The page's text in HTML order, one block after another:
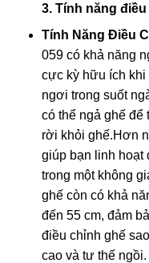
3. Tính năng
Tính Năng Điều
059 có khả năng
cực kỳ hữu ích khi
ngơi trong suốt
có thể ngả ghế để
rời khỏi ghế.Hơn
giúp bạn linh hoạt
trong một không
ghế còn có khả
đến 55 cm, đảm
điều chỉnh ghế
cao và tư thế ngồi.